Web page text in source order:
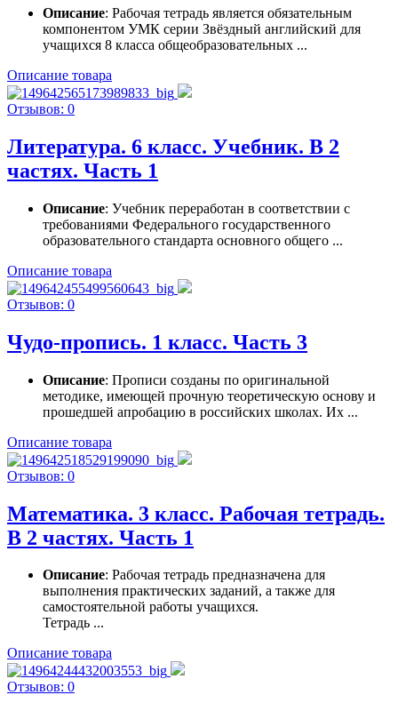
Описание: Рабочая тетрадь является обязательным
компонентом УМК серии Звёздный английский для
учащихся 8 класса общеобразовательных ...
Описание товара
Отзывов: 0
Литература. 6 класс. Учебник. В 2
частях. Часть 1
Описание: Учебник переработан в соответствии с
требованиями Федерального государственного
образовательного стандарта основного общего ...
Описание товара
Отзывов: 0
Чудо-пропись. 1 класс. Часть 3
Описание: Прописи созданы по оригинальной
методике, имеющей прочную теоретическую основу и
прошедшей апробацию в российских школах. Их ...
Описание товара
Отзывов: 0
Математика. 3 класс. Рабочая тетрадь.
В 2 частях. Часть 1
Описание: Рабочая тетрадь предназначена для
выполнения практических заданий, а также для
самостоятельной работы учащихся.
Тетрадь ...
Описание товара
Отзывов: 0